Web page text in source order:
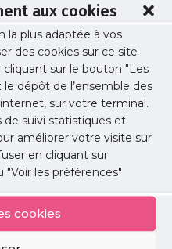
aux cookies
la plus adaptée à vos
des cookies sur ce site
sur le bouton "Les
dépôt de l’ensemble des
sur votre terminal.
de suivi statistiques et
améliorer votre visite sur
en cliquant sur
les préférences"
cookies
liberaux-idf-